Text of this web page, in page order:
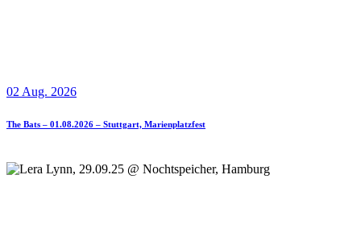
02 Aug. 2026
The Bats – 01.08.2026 – Stuttgart, Marienplatzfest